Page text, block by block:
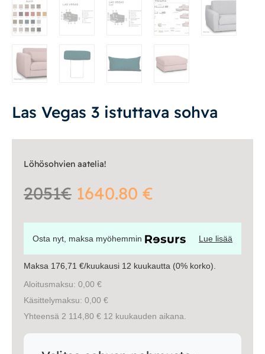
Senioreille
Yhteystiedot | Ostoskori
Las Vegas 3 istuttava sohva
Löhösohvien aatelia!
2051€ 1640.80 €
Osta nyt, maksa myöhemmin Lue lisää
Maksa 176,71 €/kuukausi 12 kuukautta (0% korko).
Aloitusmaksu: 0,00 €
Käsittelymaksu: 0,00 €
Yhteensä 2 114,80 € 12 kuukauden aikana.